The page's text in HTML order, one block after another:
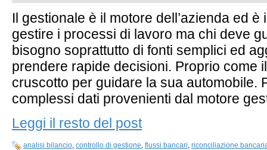
Il gestionale è il motore dell’azienda ed
gestire i processi di lavoro ma chi deve
bisogno soprattutto di fonti semplici ed
prendere rapide decisioni. Proprio come
cruscotto per guidare la sua automobile.
complessi dati provenienti dal motore
Leggi il resto del post
analisi bilancio controllo di gestione flussi bancari riconciliazione